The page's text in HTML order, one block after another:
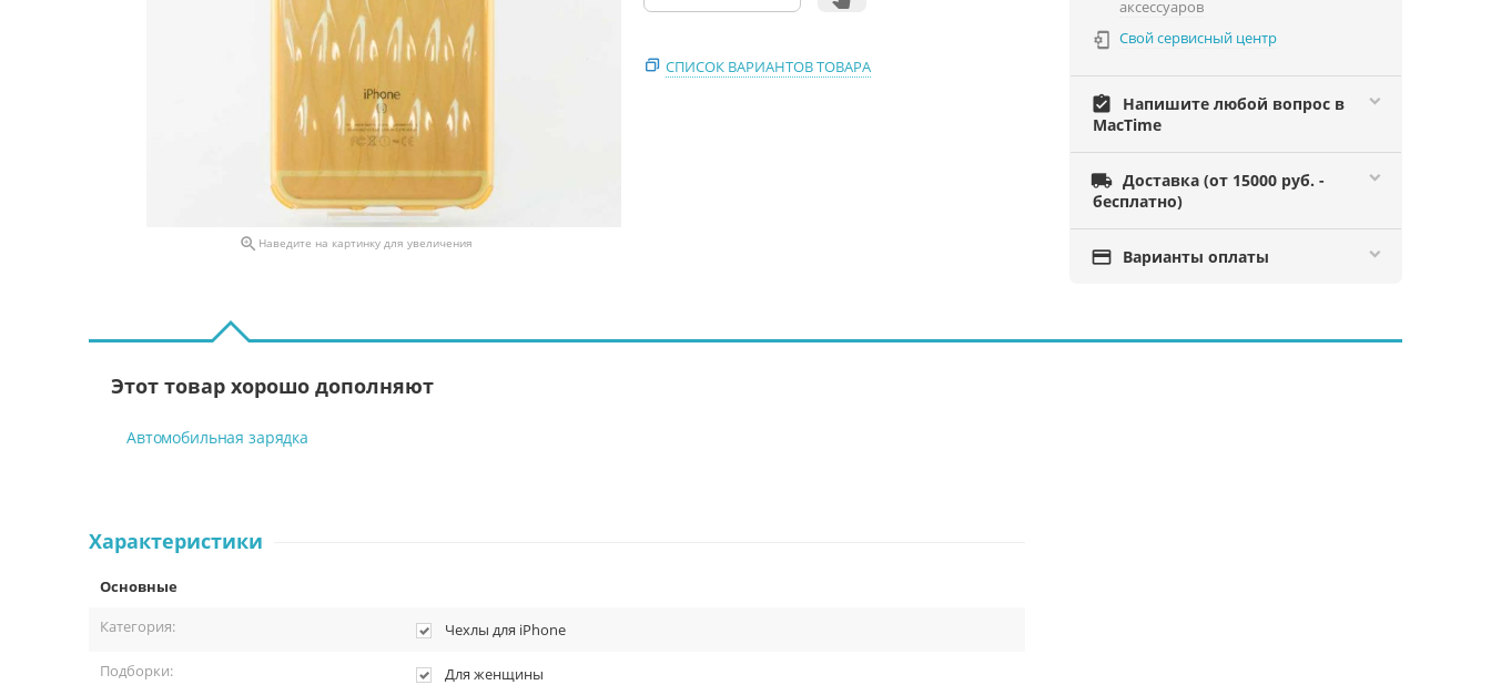
 Наведите на картинку для увеличения
СПИСОК ВАРИАНТОВ ТОВАРА
аксессуаров
 Свой сервисный центр
assignment_turned_in
Напишите любой вопрос в
MacTime
 Доставка (от 15000 руб. -
бесплатно)
 Варианты оплаты
Этот товар хорошо дополняют
Автомобильная зарядка
Характеристики
Основные
Категория:
Чехлы для iPhone
Подборки: Для женщины